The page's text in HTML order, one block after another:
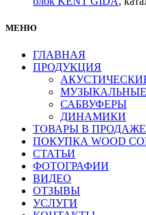
МЕНЮ
ГЛАВНАЯ
ПРОДУКЦИЯ
САБВУФЕРЫ
ДИНАМИКИ
ТОВАРЫ В ПРОДАЖЕ
ПОКУПКА WOOD
СТАТЬИ
ФОТОГРАФИИ
ВИДЕО
ОТЗЫВЫ
УСЛУГИ